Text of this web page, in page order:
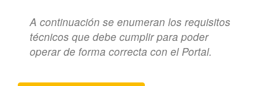
A continuación se enumeran los requisitos
técnicos que debe cumplir para poder
operar de forma correcta con el Portal.